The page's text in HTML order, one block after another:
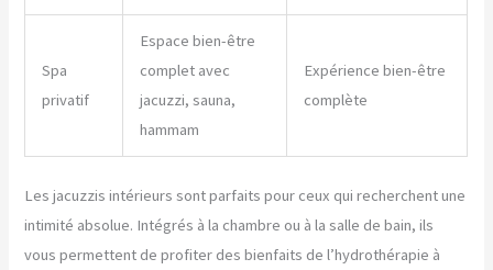
Spa
privatif
Espace bien-être
complet avec
jacuzzi, sauna,
hammam
Expérience bien-être
complète
Les jacuzzis intérieurs sont parfaits pour ceux qui recherchent une
intimité absolue. Intégrés à la chambre ou à la salle de bain, ils
vous permettent de profiter des bienfaits de l’hydrothérapie à